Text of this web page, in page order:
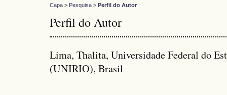
Capa > Pesquisa > Perfil do Autor
Perfil do Autor
Lima, Thalita, Universidade Federal do
(UNIRIO), Brasil